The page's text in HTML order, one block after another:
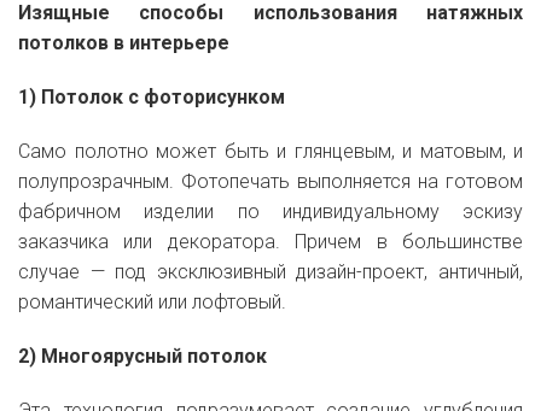
Изящные способы использования натяжных
потолков в интерьере
1) Потолок с фоторисунком
Само полотно может быть и глянцевым, и матовым, и
полупрозрачным. Фотопечать выполняется на готовом
фабричном изделии по индивидуальному эскизу
заказчика или декоратора. Причем в большинстве
случае — под эксклюзивный дизайн-проект, античный,
романтический или лофтовый.
2) Многоярусный потолок